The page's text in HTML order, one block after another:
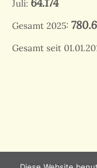
Juli: 64.174
Gesamt 2025:
Gesamt seit